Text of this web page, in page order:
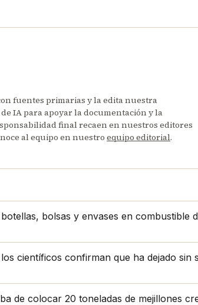
fuentes primarias y la edita nuestra
IA para apoyar la documentación y la
final recaen en nuestros editores
al equipo en nuestroequipo editorial.
bolsas y envases en combustible
científicos confirman que ha dejado sin
de colocar 20 toneladas de mejillones